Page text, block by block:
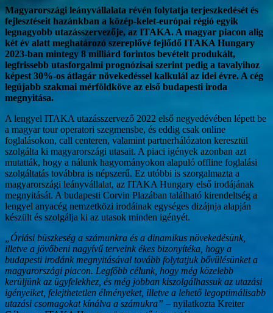
Magyarországi leányvállalata révén folytatja terjeszkedését és
fejlesztéseit hazánkban a közép-kelet-európai régió egyik
legnagyobb utazásszervezője, az ITAKA. A magyar piacon alig
két év alatt meghatározó szereplővé fejlődő ITAKA Hungary
2023-ban mintegy 8 milliárd forintos bevételt produkált,
legfrissebb utasforgalmi prognózisai szerint pedig a tavalyihoz
képest 30%-os átlagár növekedéssel kalkulál az idei évre. A cég
legújabb szakmai mérföldköve az első budapesti iroda
megnyitása.
A lengyel ITAKA utazásszervező 2022 első negyedévében lépett be
a magyar tour operatori szegmensbe, és eddig csak online
foglalásokon, call centeren, valamint partnerhálózaton keresztül
szolgálta ki magyarországi utasait. A piaci igények azonban azt
mutatták, hogy a nálunk hagyományokon alapuló offline foglalási
szolgáltatás továbbra is népszerű. Ez utóbbi is szorgalmazta a
magyarországi leányvállalat, az ITAKA Hungary első irodájának
megnyitását. A budapesti Corvin Plazában található kirendeltség a
lengyel anyacég nemzetközi irodáinak egységes dizájnja alapján
készült és szolgálja ki az utasok minden igényét.
„Óriási büszkeség a számunkra és a dinamikus növekedésünk,
illetve a jövőbeni nagyívű terveink ékes bizonyítéka, hogy a
budapesti irodánk megnyitásával tovább folytatjuk bővülésünket a
magyarországi piacon. Legfőbb célunk, hogy még közelebb
kerüljünk az ügyfelekhez, és még jobban kiszolgálhassuk az utazási
igényeiket, felejthetetlen élményeket, illetve a lehető legoptimálisabb
utazási csomagokat kínálva a számukra” – nyilatkozta Kreiter